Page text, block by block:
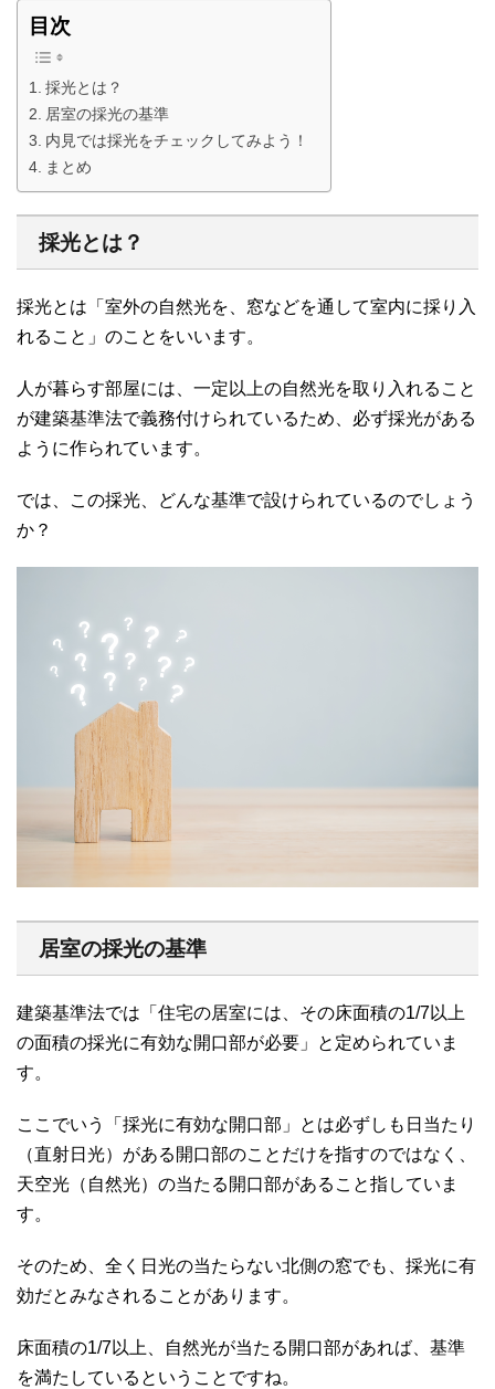
目次
採光とは？
居室の採光の基準
内見では採光をチェックしてみよう！
まとめ
採光とは？
採光とは「室外の自然光を、窓などを通して室内に採り入
れること」のことをいいます。
人が暮らす部屋には、一定以上の自然光を取り入れること
が建築基準法で義務付けられているため、必ず採光がある
ように作られています。
では、この採光、どんな基準で設けられているのでしょう
か？
居室の採光の基準
建築基準法では「住宅の居室には、その床面積の1/7以上
の面積の採光に有効な開口部が必要」と定められていま
す。
ここでいう「採光に有効な開口部」とは必ずしも日当たり
（直射日光）がある開口部のことだけを指すのではなく、
天空光（自然光）の当たる開口部があること指していま
す。
そのため、全く日光の当たらない北側の窓でも、採光に有
効だとみなされることがあります。
床面積の1/7以上、自然光が当たる開口部があれば、基準
を満たしているということですね。